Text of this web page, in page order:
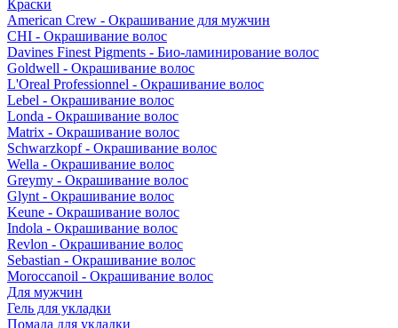
Краски
American Crew - Окрашивание для мужчин
CHI - Окрашивание волос
Davines Finest Pigments - Био-ламинирование волос
Goldwell - Окрашивание волос
L'Oreal Professionnel - Окрашивание волос
Lebel - Окрашивание волос
Londa - Окрашивание волос
Matrix - Окрашивание волос
Schwarzkopf - Окрашивание волос
Wella - Окрашивание волос
Greymy - Окрашивание волос
Glynt - Окрашивание волос
Keune - Окрашивание волос
Indola - Окрашивание волос
Revlon - Окрашивание волос
Sebastian - Окрашивание волос
Moroccanoil - Окрашивание волос
Для мужчин
Гель для укладки
Помада для укладки